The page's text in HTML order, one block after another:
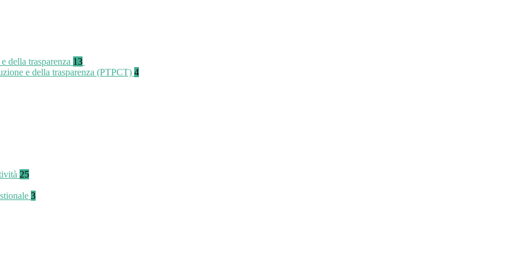
della trasparenza 13
e della trasparenza (PTPCT) 4
25
3